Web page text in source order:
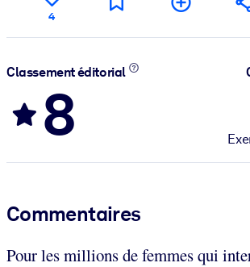
4
Classement éditorial
8
Commentaires
Pour les millions de femmes qui